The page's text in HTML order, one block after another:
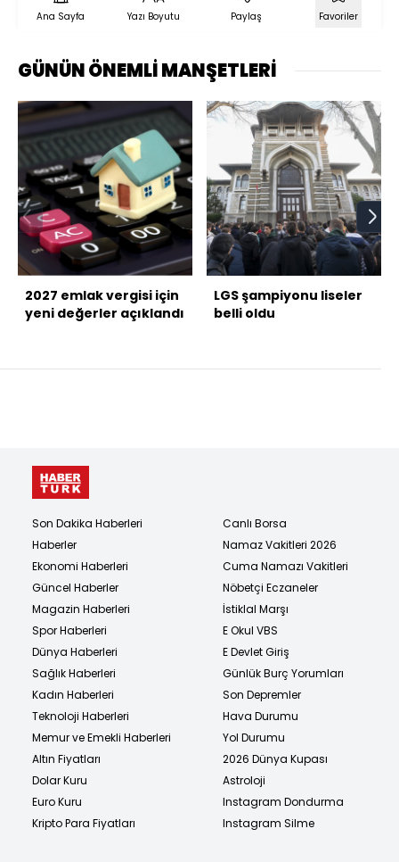
Ana Sayfa Yazı Boyutu Paylaş Favoriler
GÜNÜN ÖNEMLİ MANŞETLERİ
2027 emlak vergisi için
yeni değerler açıklandı
LGS şampiyonu liseler
belli oldu
Son Dakika Haberleri
Haberler
Ekonomi Haberleri
Güncel Haberler
Magazin Haberleri
Spor Haberleri
Dünya Haberleri
Sağlık Haberleri
Kadın Haberleri
Teknoloji Haberleri
Memur ve Emekli Haberleri
Altın Fiyatları
Dolar Kuru
Euro Kuru
Kripto Para Fiyatları
Canlı Borsa
Namaz Vakitleri 2026
Cuma Namazı Vakitleri
Nöbetçi Eczaneler
İstiklal Marşı
E Okul VBS
E Devlet Giriş
Günlük Burç Yorumları
Son Depremler
Hava Durumu
Yol Durumu
2026 Dünya Kupası
Astroloji
Instagram Dondurma
Instagram Silme